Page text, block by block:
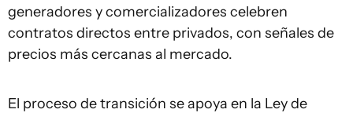
generadores y comercializadores celebren
contratos directos entre privados, con señales de
precios más cercanas al mercado.
El proceso de transición se apoya en la Ley de